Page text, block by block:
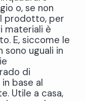
o, se non
prodotto, per
materiali è
E, siccome le
uguali in
di
base al
Utile a casa,